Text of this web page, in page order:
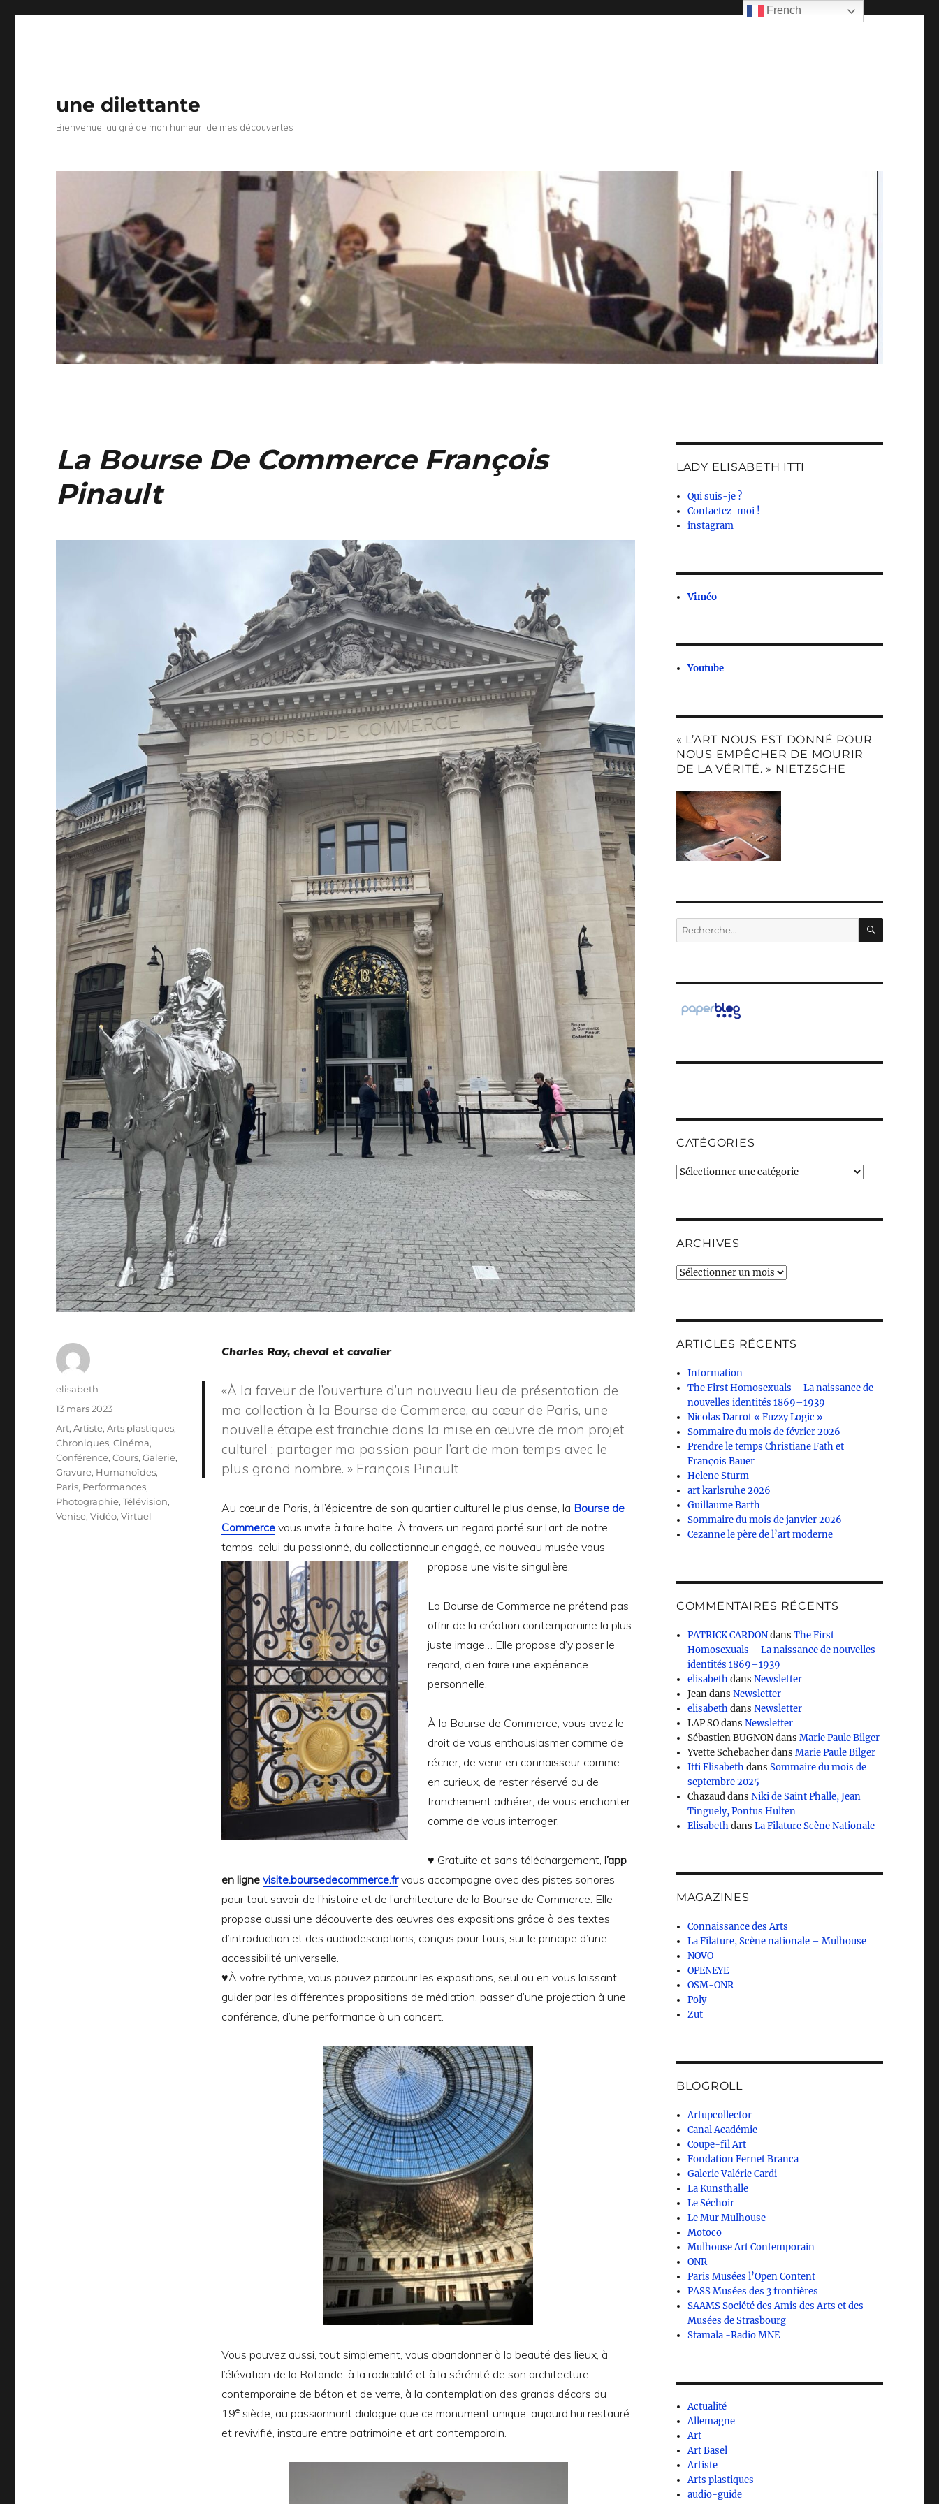
une dilettante
Bienvenue, au gré de mon humeur, de mes découvertes
La Bourse De Commerce François
Pinault
Charles Ray, cheval et cavalier
«À la faveur de l’ouverture d’un nouveau lieu de présentation de
ma collection à la Bourse de Commerce, au cœur de Paris, une
nouvelle étape est franchie dans la mise en œuvre de mon projet
culturel : partager ma passion pour l’art de mon temps avec le
plus grand nombre. » François Pinault
Au cœur de Paris, à l’épicentre de son quartier culturel le plus dense, la Bourse de
Commercevous invite à faire halte. À travers un regard porté sur l’art de notre
temps, celui du passionné, du collectionneur engagé, ce nouveau musée vous
propose une visite singulière.
La Bourse de Commerce ne prétend pas
offrir de la création contemporaine la plus
juste image… Elle propose d’y poser le
regard, d’en faire une expérience
personnelle.
À la Bourse de Commerce, vous avez le
droit de vous enthousiasmer comme de
récrier, de venir en connaisseur comme
en curieux, de rester réservé ou de
franchement adhérer, de vous enchanter
comme de vous interroger.
♥ Gratuite et sans téléchargement, l’app
en ligne visite.boursedecommerce.fr vous accompagne avec des pistes sonores
pour tout savoir de l’histoire et de l’architecture de la Bourse de Commerce. Elle
propose aussi une découverte des œuvres des expositions grâce à des textes
d’introduction et des audiodescriptions, conçus pour tous, sur le principe d’une
accessibilité universelle.
♥À votre rythme, vous pouvez parcourir les expositions, seul ou en vous laissant
guider par les différentes propositions de médiation, passer d’une projection à une
conférence, d’une performance à un concert.
Vous pouvez aussi, tout simplement, vous abandonner à la beauté des lieux, à
l’élévation de la Rotonde, à la radicalité et à la sérénité de son architecture
contemporaine de béton et de verre, à la contemplation des grands décors du
19e siècle, au passionnant dialogue que ce monument unique, aujourd’hui restauré
et revivifié, instaure entre patrimoine et art contemporain.
Auteur
elisabeth
Publié
13 mars 2023
Catégories
Art,Artiste,Arts plastiques,
Chroniques,Cinéma,
Conférence,Cours,Galerie,
Gravure, Humanoïdes,
Paris, Performances,
Photographie,Télévision,
Venise,Vidéo,Virtuel
LADY ELISABETH ITTI
Qui suis-je ?
Contactez-moi !
instagram
Viméo
Youtube
« L’ART NOUS EST DONNÉ POUR
NOUS EMPÊCHER DE MOURIR
DE LA VÉRITÉ. » NIETZSCHE
Recherche
pour :
CATÉGORIES
Catégories
ARCHIVES
Archives
ARTICLES RÉCENTS
Information
The First Homosexuals – La naissance de
nouvelles identités 1869–1939
Nicolas Darrot « Fuzzy Logic »
Sommaire du mois de février 2026
Prendre le temps Christiane Fath et
François Bauer
Helene Sturm
art karlsruhe 2026
Guillaume Barth
Sommaire du mois de janvier 2026
Cezanne le père de l’art moderne
COMMENTAIRES RÉCENTS
PATRICK CARDONdansThe First
Homosexuals – La naissance de nouvelles
identités 1869–1939
elisabethdansNewsletter
JeandansNewsletter
elisabethdansNewsletter
LAP SOdansNewsletter
Sébastien BUGNONdansMarie Paule Bilger
Yvette SchebacherdansMarie Paule Bilger
Itti ElisabethdansSommaire du mois de
septembre 2025
ChazauddansNiki de Saint Phalle, Jean
Tinguely, Pontus Hulten
ElisabethdansLa Filature Scène Nationale
MAGAZINES
Connaissance des Arts
La Filature, Scène nationale – Mulhouse
NOVO
OPENEYE
OSM-ONR
Poly
Zut
BLOGROLL
Artupcollector
Canal Académie
Coupe-fil Art
Fondation Fernet Branca
Galerie Valérie Cardi
La Kunsthalle
Le Séchoir
Le Mur Mulhouse
Motoco
Mulhouse Art Contemporain
ONR
Paris Musées l’Open Content
PASS Musées des 3 frontières
SAAMS Société des Amis des Arts et des
Musées de Strasbourg
Stamala -Radio MNE
Actualité
Allemagne
Art
Art Basel
Artiste
Arts plastiques
audio-guide
French